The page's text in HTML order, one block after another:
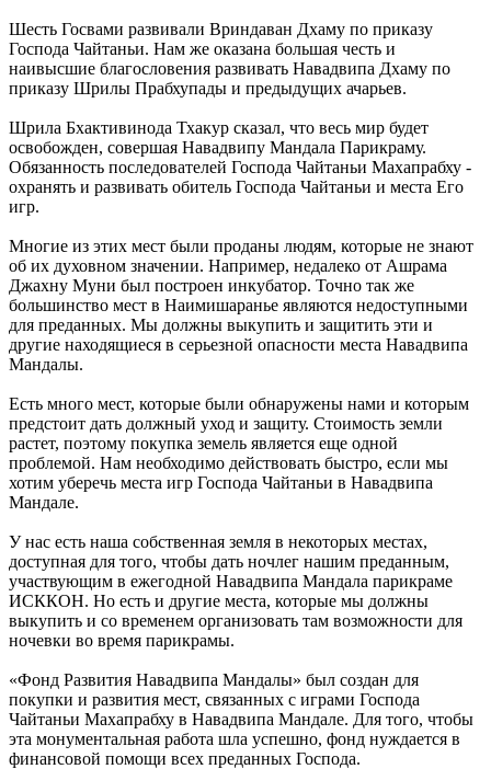
Шесть Госвами развивали Вриндаван Дхаму по приказу
Господа Чайтаньи. Нам же оказана большая честь и
наивысшие благословения развивать Навадвипа Дхаму по
приказу Шрилы Прабхупады и предыдущих ачарьев.
Шрила Бхактивинода Тхакур сказал, что весь мир будет
освобожден, совершая Навадвипу Мандала Парикраму.
Обязанность последователей Господа Чайтаньи Махапрабху -
охранять и развивать обитель Господа Чайтаньи и места Его
игр.
Многие из этих мест были проданы людям, которые не знают
об их духовном значении. Например, недалеко от Ашрама
Джахну Муни был построен инкубатор. Точно так же
большинство мест в Наимишаранье являются недоступными
для преданных. Мы должны выкупить и защитить эти и
другие находящиеся в серьезной опасности места Навадвипа
Мандалы.
Есть много мест, которые были обнаружены нами и которым
предстоит дать должный уход и защиту. Стоимость земли
растет, поэтому покупка земель является еще одной
проблемой. Нам необходимо действовать быстро, если мы
хотим уберечь места игр Господа Чайтаньи в Навадвипа
Мандале.
У нас есть наша собственная земля в некоторых местах,
доступная для того, чтобы дать ночлег нашим преданным,
участвующим в ежегодной Навадвипа Мандала парикраме
ИСККОН. Но есть и другие места, которые мы должны
выкупить и со временем организовать там возможности для
ночевки во время парикрамы.
«Фонд Развития Навадвипа Мандалы» был создан для
покупки и развития мест, связанных с играми Господа
Чайтаньи Махапрабху в Навадвипа Мандале. Для того, чтобы
эта монументальная работа шла успешно, фонд нуждается в
финансовой помощи всех преданных Господа.